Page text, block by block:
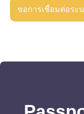
ขอการเชื่อมต่อระ